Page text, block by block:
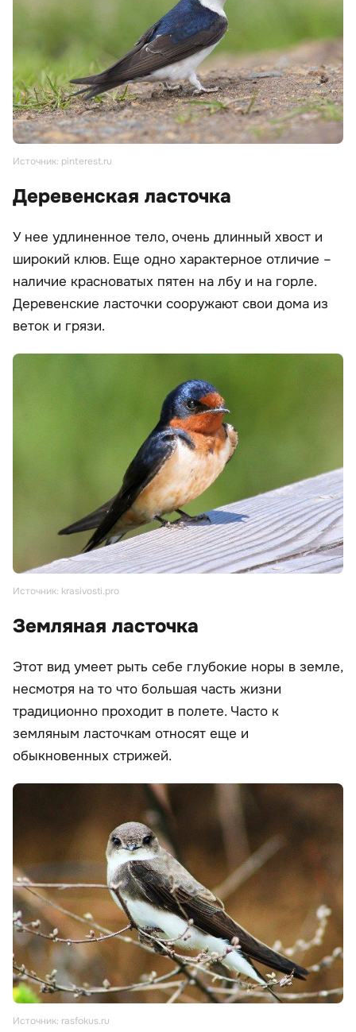
Источник: pinterest.ru
Деревенская ласточка
У нее удлиненное тело, очень длинный хвост и
широкий клюв. Еще одно характерное отличие –
наличие красноватых пятен на лбу и на горле.
Деревенские ласточки сооружают свои дома из
веток и грязи.
Источник: krasivosti.pro
Земляная ласточка
Этот вид умеет рыть себе глубокие норы в земле,
несмотря на то что большая часть жизни
традиционно проходит в полете. Часто к
земляным ласточкам относят еще и
обыкновенных стрижей.
Источник: rasfokus.ru